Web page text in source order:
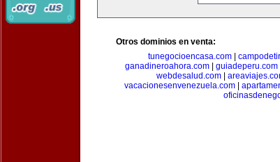
Otros dominios en venta:
tunegocioencasa.com|
ganadineroahora.com
guiadeperu.com
webdesalud.com
vacacionesenvenezuela.com|